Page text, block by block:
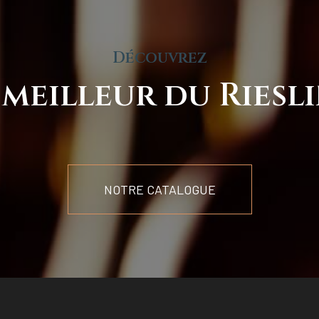
Découvrez
meilleur du
NOTRE CATALOGUE